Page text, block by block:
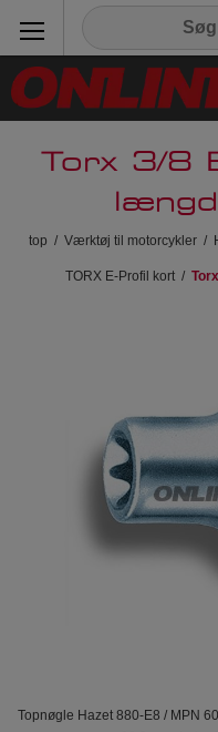
Torx 3/8
top / Værktøj til motorcykler /
TORX E-Profil kort /
Topnøgle Hazet 880-E8 / MPN